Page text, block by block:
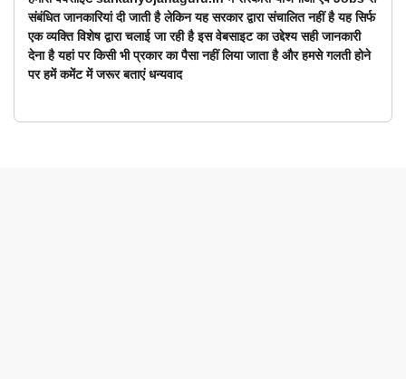
संबंधित जानकारियां दी जाती है लेकिन यह सरकार द्वारा संचालित नहीं है यह सिर्फ
एक व्यक्ति विशेष द्वारा चलाई जा रही है इस वेबसाइट का उद्देश्य सही जानकारी
देना है यहां पर किसी भी प्रकार का पैसा नहीं लिया जाता है और हमसे गलती होने
पर हमें कमेंट में जरूर बताएं धन्यवाद